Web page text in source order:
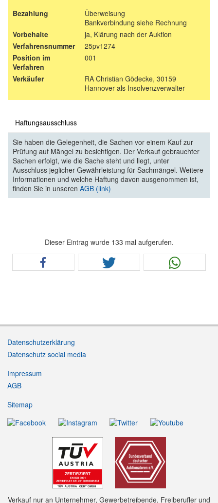
Bezahlung
Überweisung
Bankverbindung siehe Rechnung
Vorbehalte
ja, Klärung nach der Auktion
Verfahrensnummer
25pv1274
Position im
Verfahren
001
Verkäufer
RA Christian Gödecke, 30159
Hannover als Insolvenzverwalter
Haftungsausschluss
Sie haben die Gelegenheit, die Sachen vor einem Kauf zur
Prüfung auf Mängel zu besichtigen. Der Verkauf gebrauchter
Sachen erfolgt, wie die Sache steht und liegt, unter
Ausschluss jeglicher Gewährleistung für Sachmängel. Weitere
Informationen und welche Haftung davon ausgenommen ist,
finden Sie in unseren AGB (link)
Dieser Eintrag wurde 133 mal aufgerufen.
Datenschutzerklärung
Datenschutz social media
Impressum
AGB
Sitemap
Verkauf nur an Unternehmer, Gewerbetreibende, Freiberufler und